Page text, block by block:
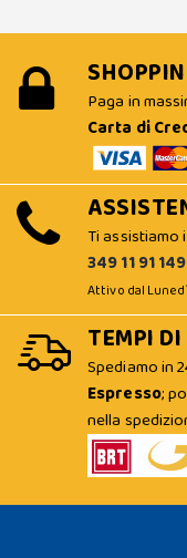
Paga in
Carta di
Ti
349 11 91 149
Attivo dal
TEMPI
Spediamo in
Espresso;
nella